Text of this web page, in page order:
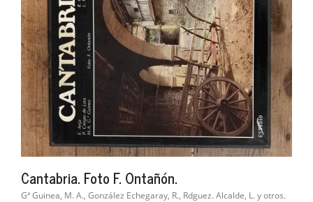
Cantabria. Foto F. Ontañón.
Gª Guinea, M. A., González Echegaray, R., Rdguez. Alcalde, L. y otros.